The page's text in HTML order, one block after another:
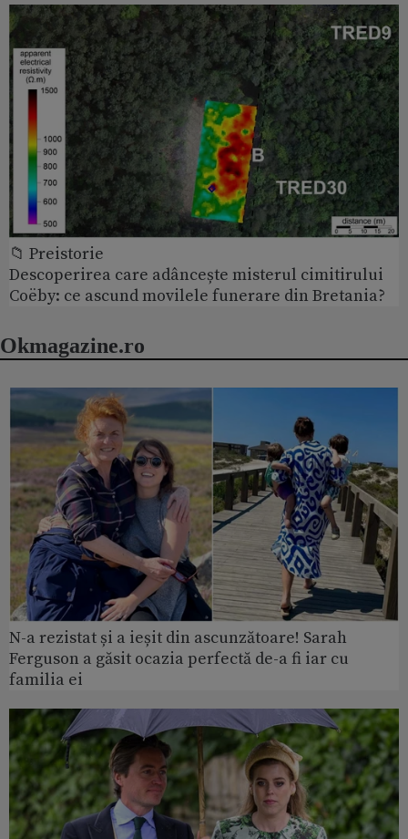
📁 Preistorie
Descoperirea care adâncește misterul cimitirului
Coëby: ce ascund movilele funerare din Bretania?
Okmagazine.ro
N-a rezistat și a ieșit din ascunzătoare! Sarah
Ferguson a găsit ocazia perfectă de-a fi iar cu
familia ei